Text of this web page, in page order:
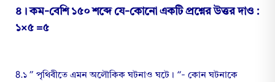
৪। কম-বেশি ১৫০ শব্দে যে-কোনো একটি প্রশ্নের উত্তর দাও :
১×৫ =৫
8.১ ” পৃথিবীতে এমন অলৌকিক ঘটনাও ঘটে। “- কোন ঘটনাকে